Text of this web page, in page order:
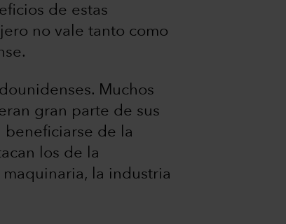
de estas
no vale tanto como
Muchos
gran parte de sus
beneficiarse de la
los de la
la industria